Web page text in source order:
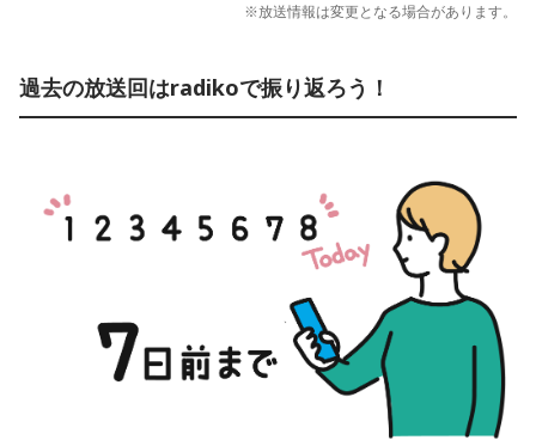
※放送情報は変更となる場合があります。
過去の放送回はradikoで振り返ろう！